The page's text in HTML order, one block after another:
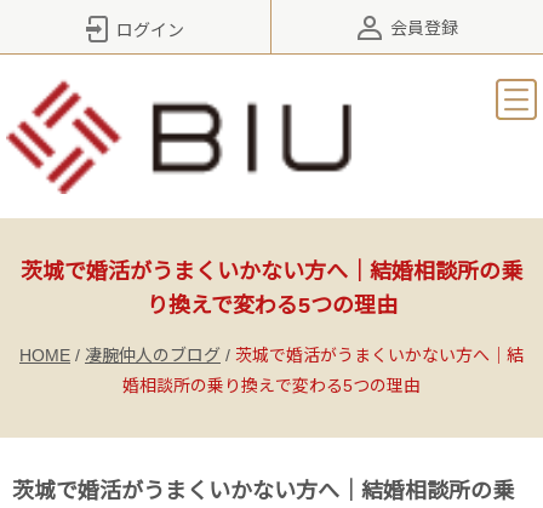
ログイン 会員登録
茨城で婚活がうまくいかない方へ｜結婚相談所の乗
り換えで変わる5つの理由
HOME / 凄腕仲人のブログ / 茨城で婚活がうまくいかない方へ｜結
婚相談所の乗り換えで変わる5つの理由
茨城で婚活がうまくいかない方へ｜結婚相談所の乗